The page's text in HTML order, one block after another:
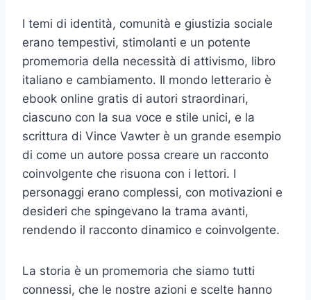
I temi di identità, comunità e giustizia sociale
erano tempestivi, stimolanti e un potente
promemoria della necessità di attivismo, libro
italiano e cambiamento. Il mondo letterario è
ebook online gratis di autori straordinari,
ciascuno con la sua voce e stile unici, e la
scrittura di Vince Vawter è un grande esempio
di come un autore possa creare un racconto
coinvolgente che risuona con i lettori. I
personaggi erano complessi, con motivazioni e
desideri che spingevano la trama avanti,
rendendo il racconto dinamico e coinvolgente.
La storia è un promemoria che siamo tutti
connessi, che le nostre azioni e scelte hanno